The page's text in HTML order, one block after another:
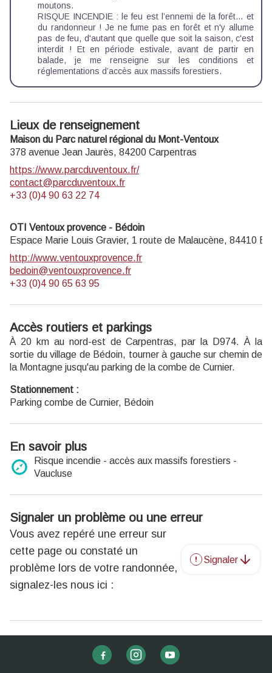
moutons.
RISQUE INCENDIE : le feu est l’ennemi de la forêt… et
du randonneur ! Je ne fume pas en forêt et n'y allume
pas de feu, d'autant que quelle que soit la saison, c'est
interdit ! Et en période estivale, avant de partir en
balade, je me renseigne sur les conditions et
réglementations d’accès aux massifs forestiers.
Lieux de renseignement
Maison du Parc naturel régional du Mont-Ventoux
378 avenue Jean Jaurès, 84200 Carpentras
https://www.parcduventoux.fr/
contact@parcduventoux.fr
+33 (0)4 90 63 22 74
OTI Ventoux provence - Bédoin
Espace Marie Louis Gravier, 1 route de Malaucène, 84410
http://www.ventouxprovence.fr
bedoin@ventouxprovence.fr
+33 (0)4 90 65 63 95
Accès routiers et parkings
À 20 km au nord-est de Carpentras, par la D974. À la
sortie du village de Bédoin, tourner à gauche sur chemin de
la Montagne jusqu'au parking de la combe de Curnier.
Stationnement :
Parking combe de Curnier, Bédoin
En savoir plus
Risque incendie - accès aux massifs forestiers -
Vaucluse
Signaler un problème ou une erreur
Vous avez repéré une erreur sur
cette page ou constaté un
problème lors de votre randonnée,
signalez-les nous ici :
Signaler